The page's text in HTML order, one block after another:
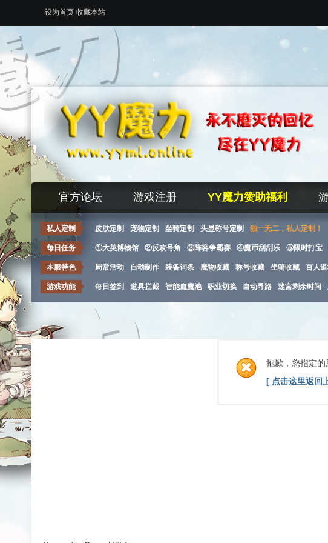
设为首页 收藏本站
官方论坛 游戏注册 YY魔力赞助福利
私人定制 皮肤定制 宠物定制 坐骑定制 头显称号定制 独一无二，私人定制！
每日任务 ①大英博物馆 ②反攻号角 ③阵容争霸赛 ④魔币刮刮乐 ⑤限时打宝
本服特色 周常活动 自动制作 装备词条 魔物收藏 称号收藏 坐骑收藏 百人
游戏功能 每日签到 道具拦截 智能血魔池 职业切换 自动寻路 迷宫剩余时间
抱歉，您指定
[ 点击这里返回